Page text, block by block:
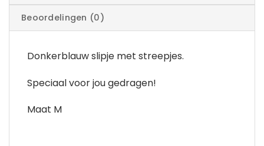
Beoordelingen (0)
Donkerblauw slipje met streepjes.
Speciaal voor jou gedragen!
Maat M